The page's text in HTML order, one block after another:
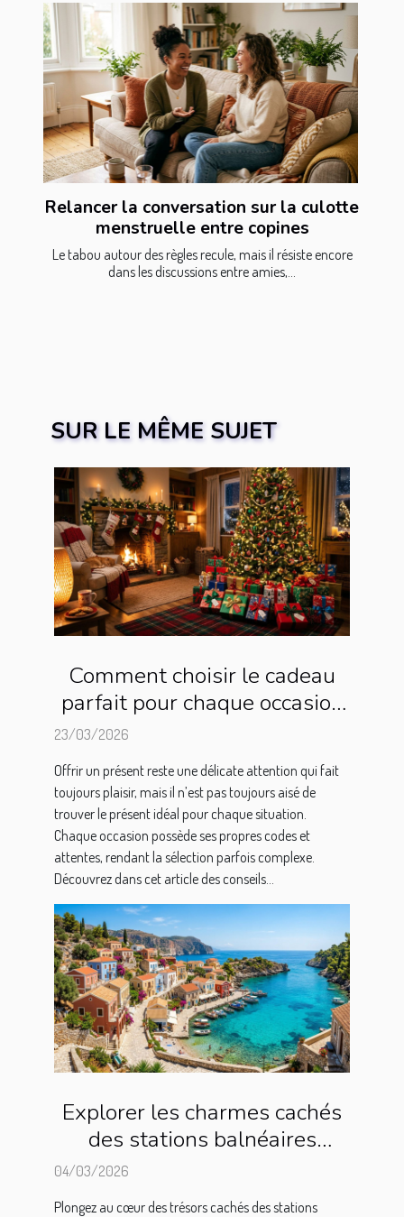
Relancer la conversation sur la culotte
menstruelle entre copines
Le tabou autour des règles recule, mais il résiste encore
dans les discussions entre amies,...
SUR LE MÊME SUJET
Comment choisir le cadeau
parfait pour chaque occasion
23/03/2026
Offrir un présent reste une délicate attention qui fait
toujours plaisir, mais il n’est pas toujours aisé de
trouver le présent idéal pour chaque situation.
Chaque occasion possède ses propres codes et
attentes, rendant la sélection parfois complexe.
Découvrez dans cet article des conseils...
Explorer les charmes cachés
des stations balnéaires
méditerranéennes
04/03/2026
Plongez au cœur des trésors cachés des stations